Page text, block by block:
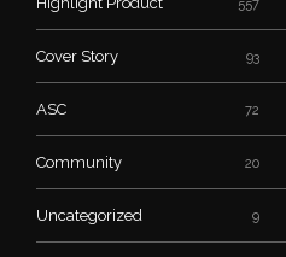
557
Cover Story 93
ASC 72
Community 20
Uncategorized 9